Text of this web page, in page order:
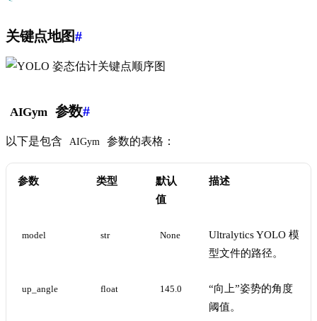
关键点地图#
AIGym 参数#
以下是包含 AIGym 参数的表格：
参数 类型
默认
值
描述
model str None
Ultralytics YOLO 模
型文件的路径。
up_angle float 145.0
“向上”姿势的角度
阈值。